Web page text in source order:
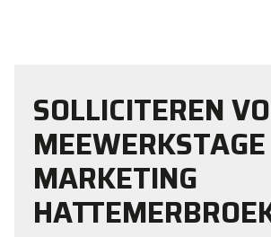
SOLLICITEREN
MEEWERKSTAGE
MARKETING